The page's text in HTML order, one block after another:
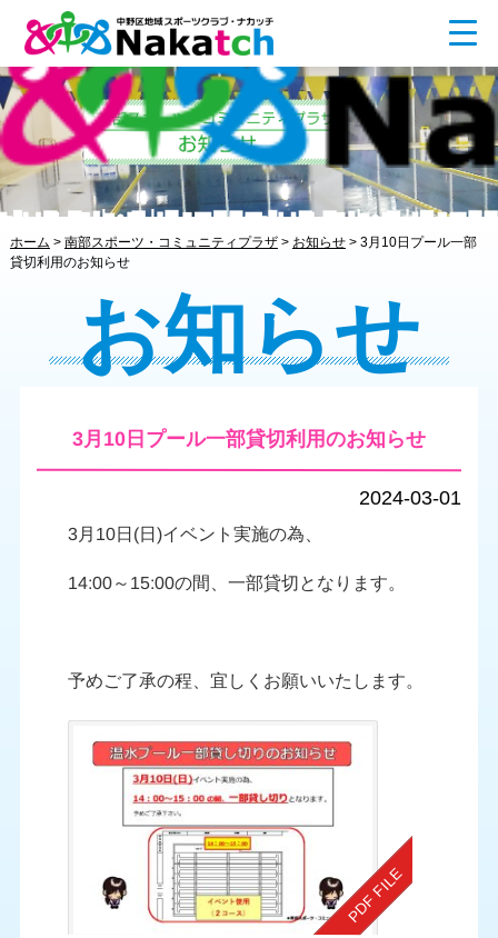
ホーム > 南部スポーツ・コミュニティプラザ> お知らせ> 3月10日プール一部
貸切利用のお知らせ
お知らせ
3月10日プール一部貸切利用のお知らせ
2024-03-01
3月10日(日)イベント実施の為、
14:00～15:00の間、一部貸切となります。
予めご了承の程、宜しくお願いいたします。